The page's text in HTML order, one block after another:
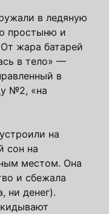
в ледяную
простыню и
жара батарей
в тело» —
в
№2, «на
на
сон на
местом. Она
и сбежала
ни денег).